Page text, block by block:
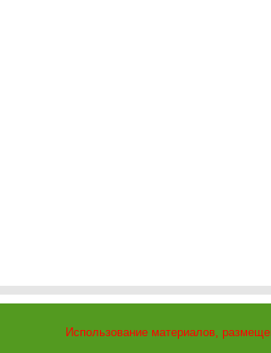
Использование материалов,